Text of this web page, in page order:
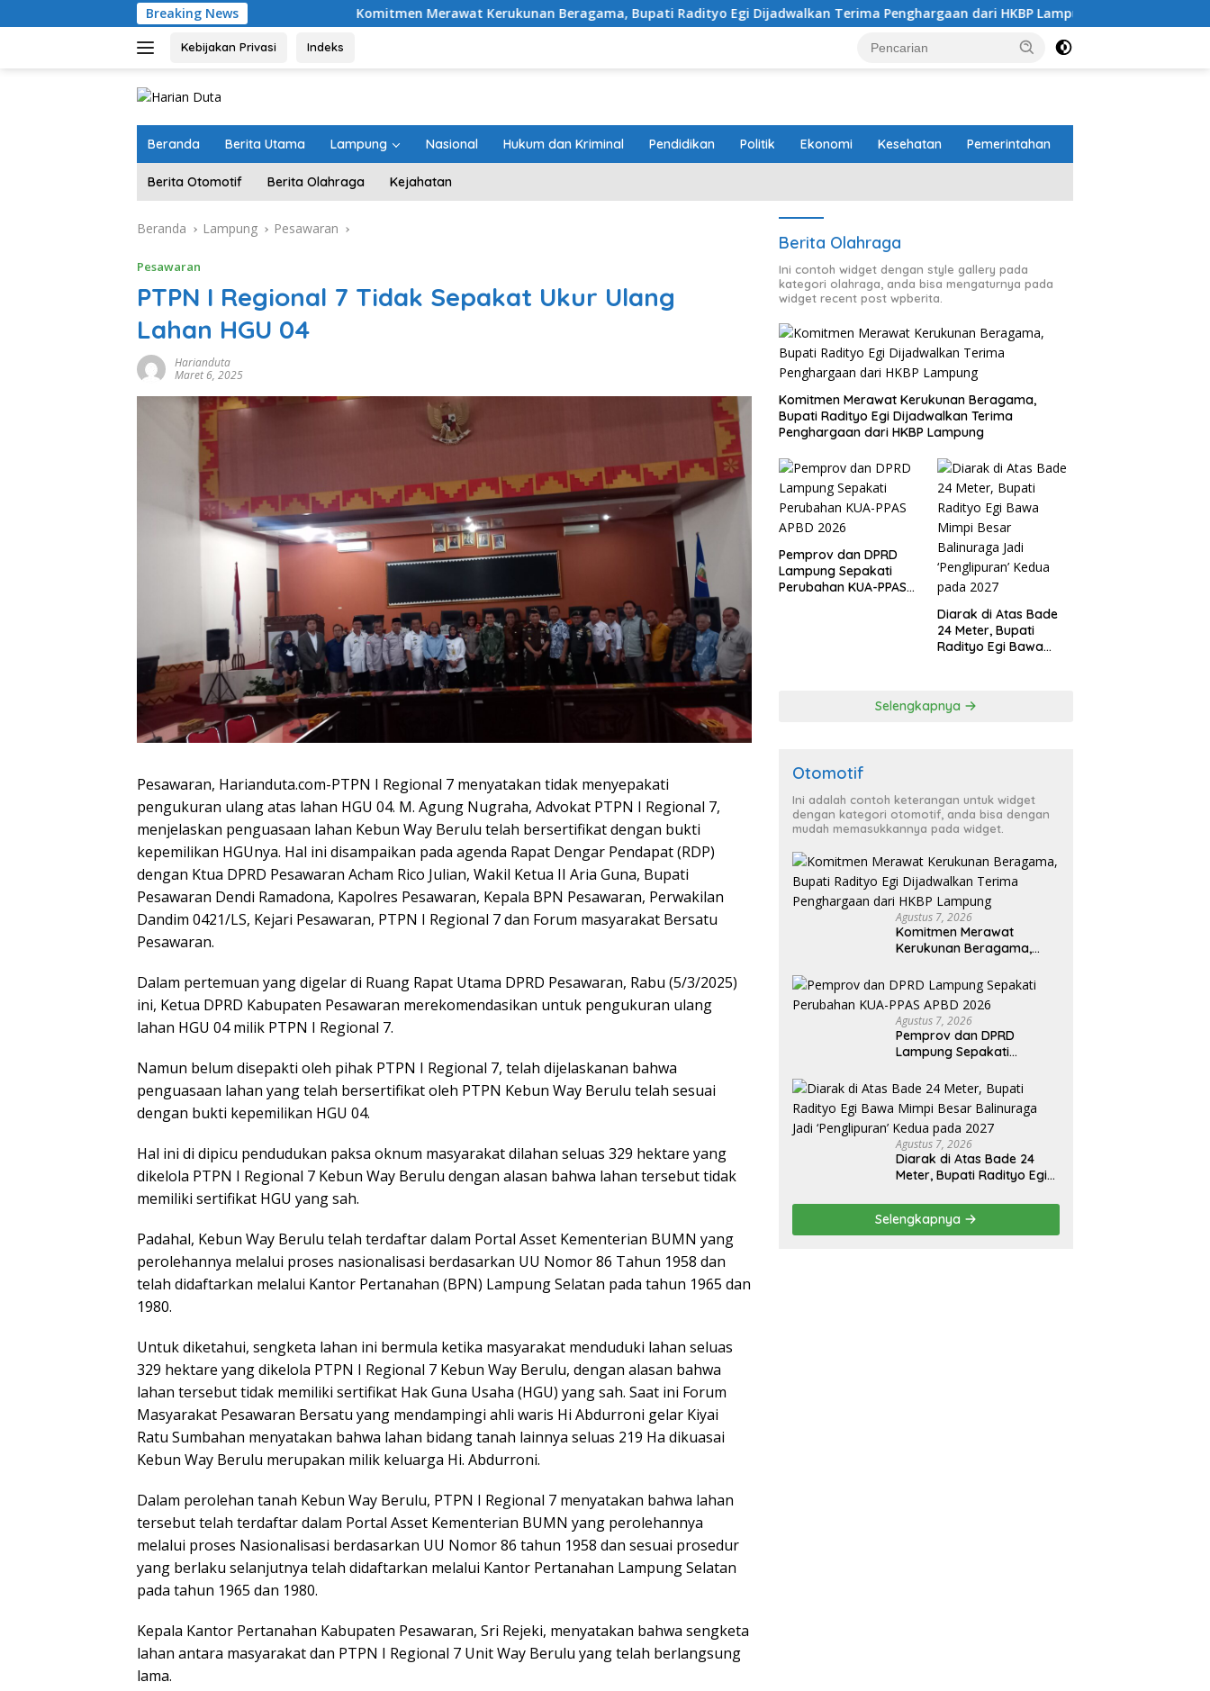
ke
Breaking NewsKomitmen Merawat Kerukunan Beragama, Bupati Radityo Egi Dijadwalkan Terima Penghargaan dari HKBP Lampung Pemprov dan DPRD
Kebijakan Privasi Indeks
Beranda Berita Utama Lampung Nasional Hukum dan Kriminal Pendidikan Politik Ekonomi Kesehatan Pemerintahan
Berita Otomotif Berita Olahraga Kejahatan
Beranda Lampung Pesawaran
Pesawaran
PTPN I Regional 7 Tidak Sepakat Ukur Ulang
Lahan HGU 04
Harianduta
Maret 6, 2025
Pesawaran, Harianduta.com-PTPN I Regional 7 menyatakan tidak menyepakati
pengukuran ulang atas lahan HGU 04. M. Agung Nugraha, Advokat PTPN I Regional 7,
menjelaskan penguasaan lahan Kebun Way Berulu telah bersertifikat dengan bukti
kepemilikan HGUnya. Hal ini disampaikan pada agenda Rapat Dengar Pendapat (RDP)
dengan Ktua DPRD Pesawaran Acham Rico Julian, Wakil Ketua II Aria Guna, Bupati
Pesawaran Dendi Ramadona, Kapolres Pesawaran, Kepala BPN Pesawaran, Perwakilan
Dandim 0421/LS, Kejari Pesawaran, PTPN I Regional 7 dan Forum masyarakat Bersatu
Pesawaran.
Dalam pertemuan yang digelar di Ruang Rapat Utama DPRD Pesawaran, Rabu (5/3/2025)
ini, Ketua DPRD Kabupaten Pesawaran merekomendasikan untuk pengukuran ulang
lahan HGU 04 milik PTPN I Regional 7.
Namun belum disepakti oleh pihak PTPN I Regional 7, telah dijelaskanan bahwa
penguasaan lahan yang telah bersertifikat oleh PTPN Kebun Way Berulu telah sesuai
dengan bukti kepemilikan HGU 04.
Hal ini di dipicu pendudukan paksa oknum masyarakat dilahan seluas 329 hektare yang
dikelola PTPN I Regional 7 Kebun Way Berulu dengan alasan bahwa lahan tersebut tidak
memiliki sertifikat HGU yang sah.
Padahal, Kebun Way Berulu telah terdaftar dalam Portal Asset Kementerian BUMN yang
perolehannya melalui proses nasionalisasi berdasarkan UU Nomor 86 Tahun 1958 dan
telah didaftarkan melalui Kantor Pertanahan (BPN) Lampung Selatan pada tahun 1965 dan
1980.
Untuk diketahui, sengketa lahan ini bermula ketika masyarakat menduduki lahan seluas
329 hektare yang dikelola PTPN I Regional 7 Kebun Way Berulu, dengan alasan bahwa
lahan tersebut tidak memiliki sertifikat Hak Guna Usaha (HGU) yang sah. Saat ini Forum
Masyarakat Pesawaran Bersatu yang mendampingi ahli waris Hi Abdurroni gelar Kiyai
Ratu Sumbahan menyatakan bahwa lahan bidang tanah lainnya seluas 219 Ha dikuasai
Kebun Way Berulu merupakan milik keluarga Hi. Abdurroni.
Dalam perolehan tanah Kebun Way Berulu, PTPN I Regional 7 menyatakan bahwa lahan
tersebut telah terdaftar dalam Portal Asset Kementerian BUMN yang perolehannya
melalui proses Nasionalisasi berdasarkan UU Nomor 86 tahun 1958 dan sesuai prosedur
yang berlaku selanjutnya telah didaftarkan melalui Kantor Pertanahan Lampung Selatan
pada tahun 1965 dan 1980.
Kepala Kantor Pertanahan Kabupaten Pesawaran, Sri Rejeki, menyatakan bahwa sengketa
lahan antara masyarakat dan PTPN I Regional 7 Unit Way Berulu yang telah berlangsung
lama.
Berita Olahraga
Ini contoh widget dengan style gallery pada
kategori olahraga, anda bisa mengaturnya pada
widget recent post wpberita.
Komitmen Merawat Kerukunan Beragama,
Bupati Radityo Egi Dijadwalkan Terima
Penghargaan dari HKBP Lampung
Pemprov dan DPRD
Lampung Sepakati
Perubahan KUA-PPAS
Diarak di Atas Bade
24 Meter, Bupati
Radityo Egi Bawa
pada 2027
Selengkapnya
Otomotif
Ini adalah contoh keterangan untuk widget
dengan kategori otomotif, anda bisa dengan
mudah memasukkannya pada widget.
Agustus 7, 2026
Komitmen Merawat
Kerukunan Beragama,
Dijadwalkan Terima
Penghargaan dari HKBP
Lampung
Agustus 7, 2026
Pemprov dan DPRD
Lampung Sepakati
APBD 2026
Agustus 7, 2026
Diarak di Atas Bade 24
Meter, Bupati Radityo Egi
Balinuraga Jadi
‘Penglipuran’ Kedua pada
2027
Selengkapnya